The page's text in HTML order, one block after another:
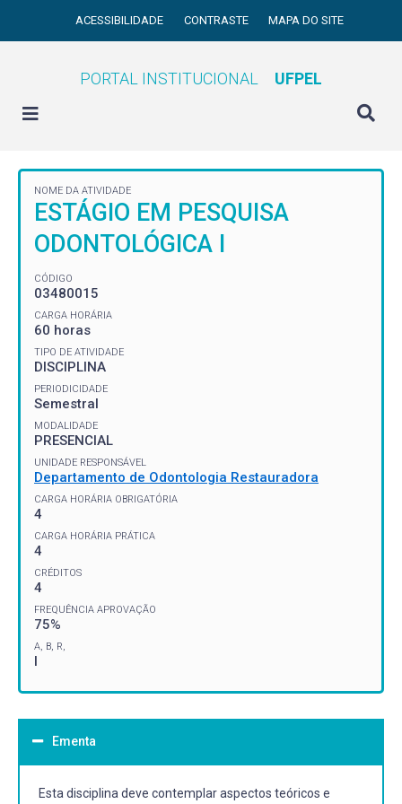
ACESSIBILIDADE CONTRASTE MAPA DO SITE
PORTAL INSTITUCIONAL UFPEL
NOME DA ATIVIDADE
ESTÁGIO EM PESQUISA
ODONTOLÓGICA I
CÓDIGO
03480015
CARGA HORÁRIA
60 horas
TIPO DE ATIVIDADE
DISCIPLINA
PERIODICIDADE
Semestral
MODALIDADE
PRESENCIAL
UNIDADE RESPONSÁVEL
Departamento de Odontologia Restauradora
CARGA HORÁRIA OBRIGATÓRIA
4
CARGA HORÁRIA PRÁTICA
4
CRÉDITOS
4
FREQUÊNCIA APROVAÇÃO
75%
A, B, R,
I
Ementa
Esta disciplina deve contemplar aspectos teóricos e